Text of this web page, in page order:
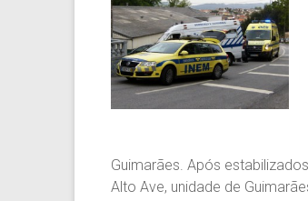
Guimarães. Após
Alto Ave, unidade de